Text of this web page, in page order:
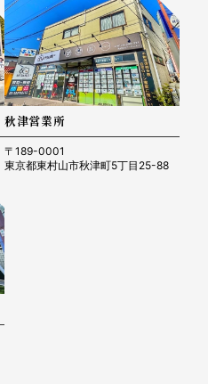
秋津営業所
〒189-0001
東京都東村山市秋津町5丁目25-88